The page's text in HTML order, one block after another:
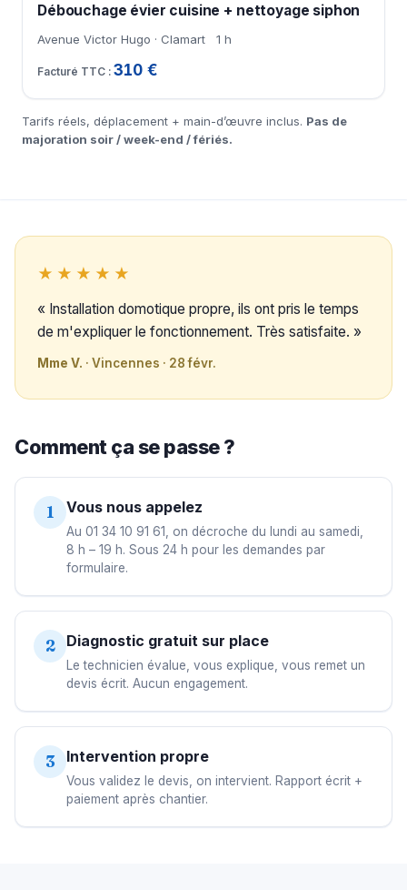
Débouchage évier cuisine + nettoyage siphon
Avenue Victor Hugo · Clamart 1 h
310 €
Tarifs réels, déplacement + main-d’œuvre inclus. Pas de
majoration soir / week-end / fériés.
★★★★★
« Installation domotique propre, ils ont pris le temps
de m'expliquer le fonctionnement. Très satisfaite. »
Mme V. · Vincennes · 28 févr.
Comment ça se passe ?
1 Vous nous appelez
Au 01 34 10 91 61, on décroche du lundi au samedi,
8 h – 19 h. Sous 24 h pour les demandes par
formulaire.
2 Diagnostic gratuit sur place
Le technicien évalue, vous explique, vous remet un
devis écrit. Aucun engagement.
3 Intervention propre
Vous validez le devis, on intervient. Rapport écrit +
paiement après chantier.